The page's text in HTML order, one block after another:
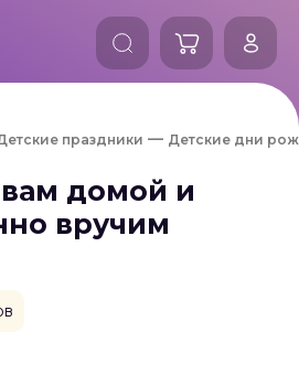
праздники Детские дни
домой и
вручим